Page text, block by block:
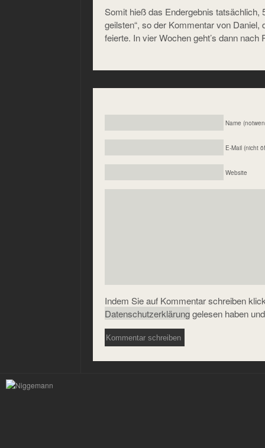
Somit hieß das Endergebnis tatsächlich,
geilsten“, so der Kommentar von
feierte. In vier Wochen geht’s dann nach
Name
E-Mail (nicht
Website
Indem Sie auf Kommentar schreiben
Datenschutzerklärunggelesen haben